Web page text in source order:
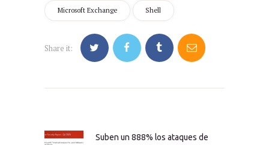
Microsoft Exchange Shell
Share it:
entradasPrevious
Suben un 888% los ataques de